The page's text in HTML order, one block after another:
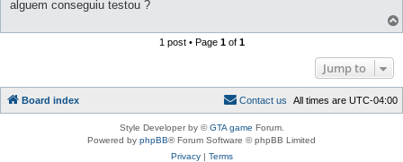
alguem conseguiu testou ?
1 post • Page 1of 1
Jump to
Board index All times are UTC-04:00
Contact us
Style Developer by ©GTA game Forum.
Powered by phpBB® Forum Software © phpBB Limited
Privacy| Terms